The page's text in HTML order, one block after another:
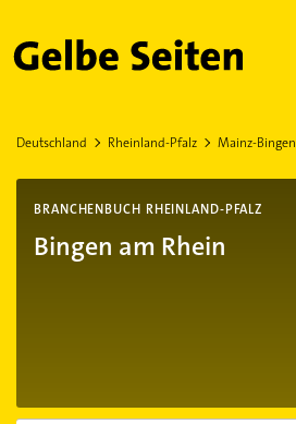
Gelbe Seiten
Deutschland Rheinland-Pfalz Mainz-Bingen
BRANCHENBUCH RHEINLAND-PFALZ
Bingen am Rhein